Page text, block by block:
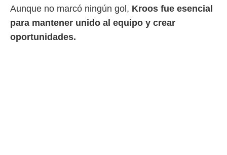
Aunque no marcó ningún gol, Kroos fue esencial
para mantener unido al equipo y crear
oportunidades.